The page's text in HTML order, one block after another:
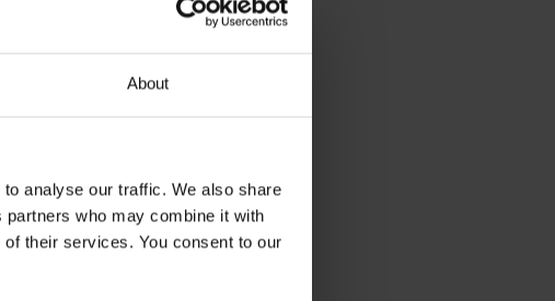
About
analyse our traffic. We also share
who may combine it with
their services. You consent to our